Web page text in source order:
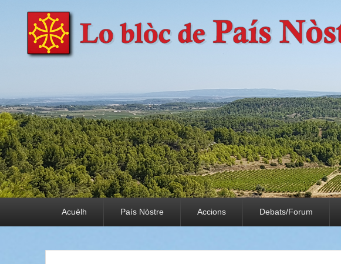
País Nòstre
Paratge e Convivència
Acuèlh País Nòstre Accions Debats/Forum